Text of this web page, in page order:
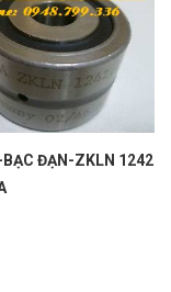
BẠC ĐẠN-ZKLN 1242